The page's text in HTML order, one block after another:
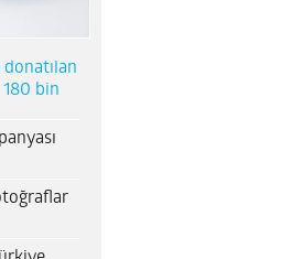
donatılan
bin